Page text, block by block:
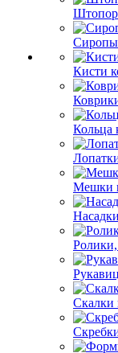
Сиропы
Кисти
Кольца
Мешки
Ролики,
Скалки